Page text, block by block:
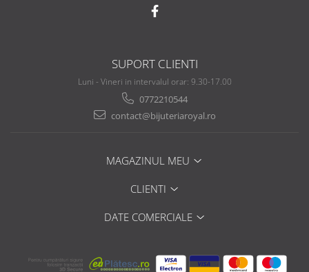
SUPORT CLIENTI
Luni - Vineri in intervalul orar: 9.30-17.00
0772210544
contact@bijuteriaroyal.ro
MAGAZINUL MEU
CLIENTI
DATE COMERCIALE